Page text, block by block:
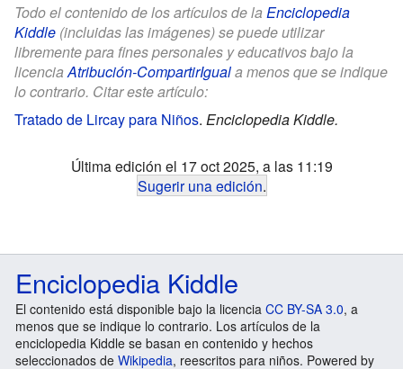
Todo el contenido de los artículos de la Enciclopedia
Kiddle (incluidas las imágenes) se puede utilizar
libremente para fines personales y educativos bajo la
licenciaAtribución-CompartirIguala menos que se indique
lo contrario. Citar este artículo:
Tratado de Lircay para Niños. Enciclopedia Kiddle.
Última edición el 17 oct 2025, a las 11:19
Sugerir una edición.
Enciclopedia Kiddle
El contenido está disponible bajo la licencia CC BY-SA 3.0, a
menos que se indique lo contrario. Los artículos de la
enciclopedia Kiddle se basan en contenido y hechos
seleccionados de Wikipedia, reescritos para niños. Powered by